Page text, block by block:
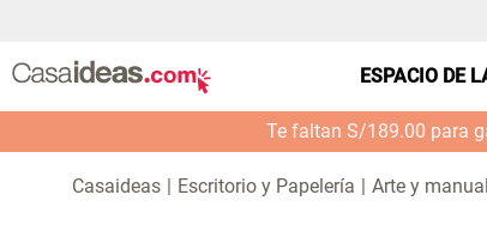
ESPACIO DE
Te faltan S/189.00 para
Escritorio y Papelería Arte y